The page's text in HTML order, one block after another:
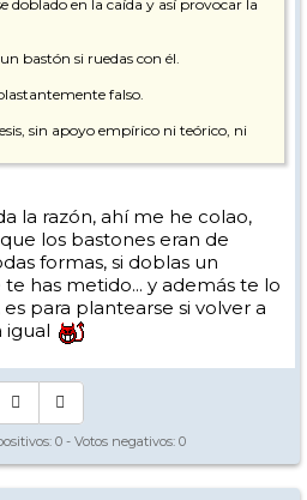
doblado en la caída y así provocar la
bastón si ruedas con él.
falso.
sin apoyo empírico ni teórico, ni
la razón, ahí me he colao,
los bastones eran de
formas, si doblas un
has metido... y además te lo
para plantearse si volver a
igual
0 - Votos negativos: 0